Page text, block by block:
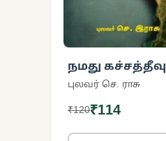
நமது கச்சத்தீவு
புலவர் செ. ராசு
₹120₹114